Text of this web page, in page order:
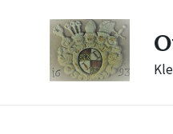
navigation